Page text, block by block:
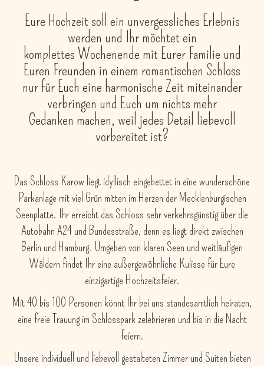
Eure Hochzeit soll ein unvergessliches Erlebnis
werden und Ihr möchtet ein
komplettes Wochenende mit Eurer Familie und
Euren Freunden in einem romantischen Schloss
nur für Euch eine harmonische Zeit miteinander
verbringen und Euch um nichts mehr
Gedanken machen, weil jedes Detail liebevoll
vorbereitet ist?
Das Schloss Karow liegt idyllisch eingebettet in eine wunderschöne
Parkanlage mit viel Grün mitten im Herzen der Mecklenburgischen
Seenplatte. Ihr erreicht das Schloss sehr verkehrsgünstig über die
Autobahn A24 und Bundesstraße, denn es liegt direkt zwischen
Berlin und Hamburg. Umgeben von klaren Seen und weitläufigen
Wäldern findet Ihr eine außergewöhnliche Kulisse für Eure
einzigartige Hochzeitsfeier.
Mit 40 bis 100 Personen könnt Ihr bei uns standesamtlich heiraten,
eine freie Trauung im Schlosspark zelebrieren und bis in die Nacht
feiern.
Unsere individuell und liebevoll gestalteten Zimmer und Suiten bieten